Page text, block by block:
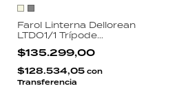
Farol Linterna Dellorean
LTDO1/1 Trípode
Telescópico 97cm 450
Lúmenes IPX5 Power
Bank Batería
10000mAh
$135.299,00
$128.534,05 con
Transferencia